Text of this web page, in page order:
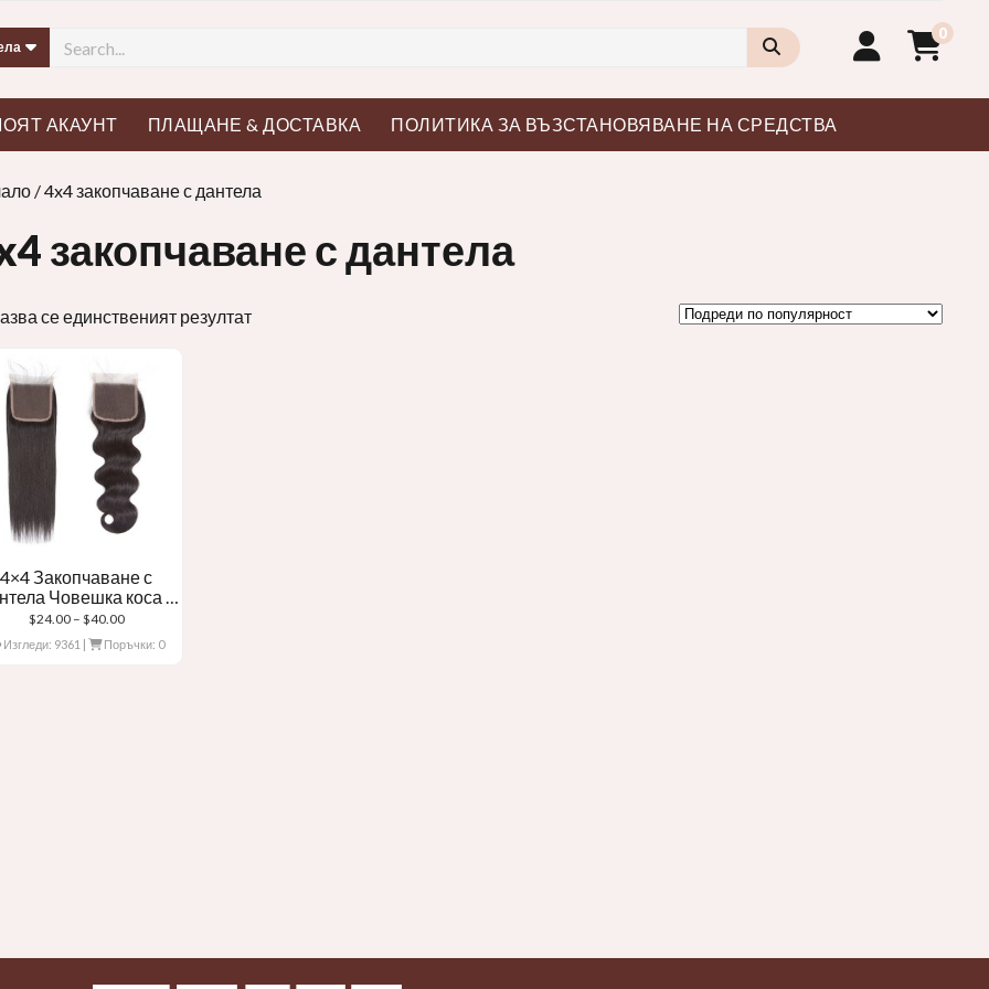
0
АКАУНТ ПЛАЩАНЕ & ДОСТАВКА ПОЛИТИКА ЗА ВЪЗСТАНОВЯВАНЕ НА СРЕДСТВА
/ 4x4 закопчаване с дантела
закопчаване с дантела
се единственият резултат
4×4 Закопчаване с
Човешка коса с
дантела
$24.00 – $40.00Ценови
диапазон:
Изгледи: 9361 Поръчки: 0